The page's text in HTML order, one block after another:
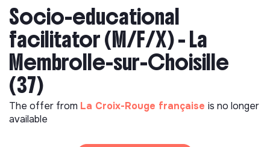
Socio-educational
facilitator (M/F/X) - La
Membrolle-sur-Choisille
(37)
The offer from La Croix-Rouge française is no longer
available